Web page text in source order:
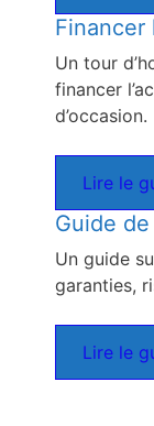
Financer
Un tour
financer
d’occasion.
Lire le
Guide de
Un guide
garanties,
Lire le